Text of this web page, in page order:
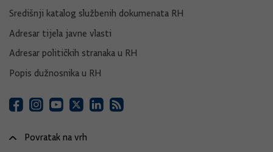
Središnji katalog službenih dokumenata RH
Adresar tijela javne vlasti
Adresar političkih stranaka u RH
Popis dužnosnika u RH
Povratak na vrh